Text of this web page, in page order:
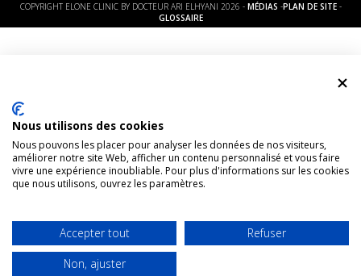
COPYRIGHTELONE CLINIC BY DOCTEUR ARI ELHYANI 2026 - MÉDIAS -PLAN DE SITE-
GLOSSAIRE
Nous utilisons des cookies
Nous pouvons les placer pour analyser les données de nos visiteurs,
améliorer notre site Web, afficher un contenu personnalisé et vous faire
vivre une expérience inoubliable. Pour plus d'informations sur les cookies
que nous utilisons, ouvrez les paramètres.
Accepter tout
Refuser
Non, ajuster